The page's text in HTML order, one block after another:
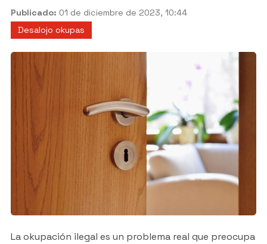
Mijas
Motril
Nerja
Torremolinos
Vélez-Málaga
Publicado: 01 de diciembre de 2023, 10:44
Desalojo okupas
La okupación ilegal es un problema real que preocupa